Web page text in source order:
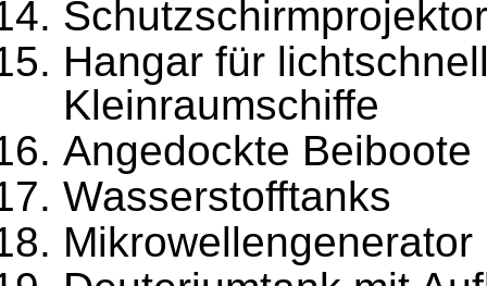
Schutzschirmprojektor
Hangar für
Kleinraumschiffe
Angedockte Beiboote
Wasserstofftanks
Mikrowellengenerator